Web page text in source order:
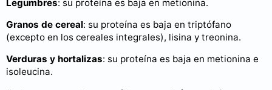
Legumbres: su proteína es baja en metionina.
Granos de cereal: su proteína es baja en triptófano
(excepto en los cereales integrales), lisina y treonina.
Verduras y hortalizas: su proteína es baja en metionina e
isoleucina.